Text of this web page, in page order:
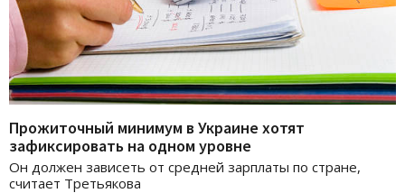
Прожиточный минимум в Украине хотят
зафиксировать на одном уровне
Он должен зависеть от средней зарплаты по стране,
считает Третьякова